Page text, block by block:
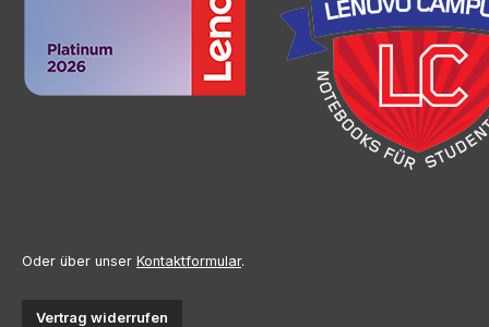
Oder über unser Kontaktformular.
Vertrag widerrufen